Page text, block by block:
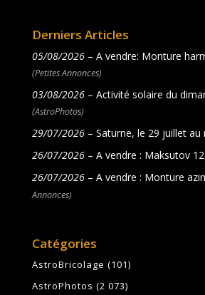
Derniers Articles
05/08/2026– A vendre: Monture
(Petites Annonces)
03/08/2026– Activité solaire du
(AstroPhotos)
29/07/2026– Saturne, le 29 juillet au
26/07/2026– A vendre : Maksutov
26/07/2026– A vendre : Monture
Annonces)
Catégories
AstroBricolage (101)
AstroPhotos (2 073)